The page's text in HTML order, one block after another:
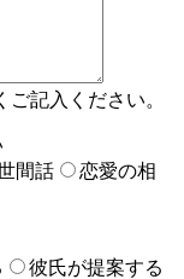
記入ください。
間話
恋愛の相
彼氏が提案する